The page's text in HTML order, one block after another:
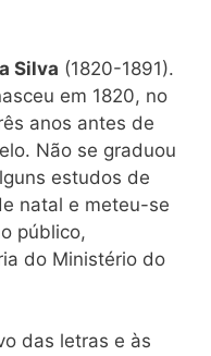
Silva (1820-1891).
em 1820, no
anos antes de
Não se graduou
estudos de
natal e meteu-se
público,
do Ministério do
das letras e às